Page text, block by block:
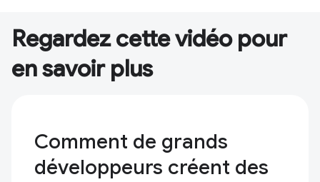
Regardez cette vidéo pour
en savoir plus
Comment de grands
développeurs créent des